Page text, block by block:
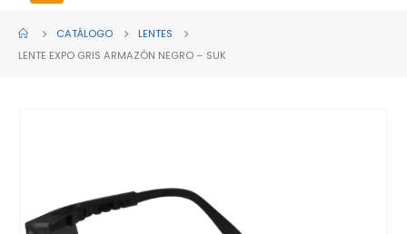
CATÁLOGO
LENTES
LENTE EXPO GRIS ARMAZÓN NEGRO – SUK